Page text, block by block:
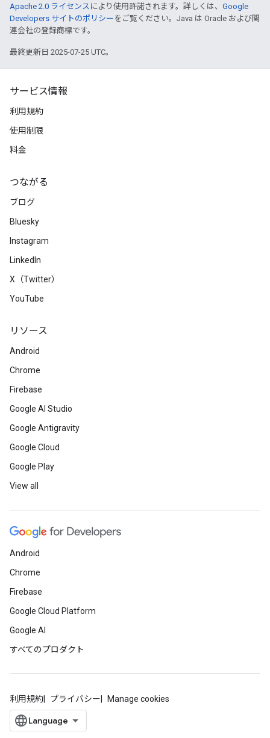
Apache 2.0 ライセンス により使用許諾されます。詳しくは、 Google
Developers サイトのポリシー をご覧ください。Java は Oracle および関
連会社の登録商標です。
最終更新日 2025-07-25 UTC。
サービス情報
利用規約
使用制限
料金
つながる
ブログ
Bluesky
Instagram
LinkedIn
X（Twitter）
YouTube
リソース
Android
Chrome
Firebase
Google AI Studio
Google Antigravity
Google Cloud
Google Play
View all
Android
Chrome
Firebase
Google Cloud Platform
Google AI
すべてのプロダクト
利用規約 プライバシー Manage cookies